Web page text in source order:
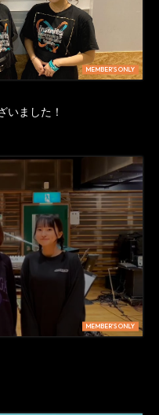
MEMBER'S ONLY
いました！
MEMBER'S ONLY